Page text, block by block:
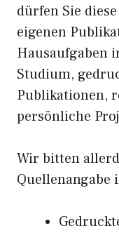
dürfen Sie
eigenen
Hausaufgaben
Studium,
Publikationen,
persönliche
Wir bitten
Quellenangabe